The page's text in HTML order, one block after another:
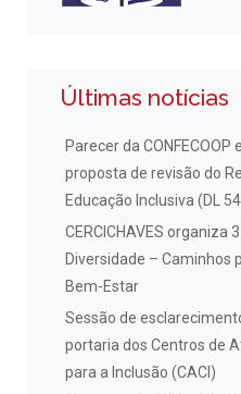
Últimas notícias
Parecer da CONFECOOP
proposta de revisão do
Educação Inclusiva (DL
CERCICHAVES organiza
Diversidade – Caminhos
Bem-Estar
Sessão de
portaria dos Centros de
para a Inclusão (CACI)